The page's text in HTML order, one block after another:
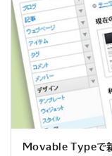
Movable Typeで